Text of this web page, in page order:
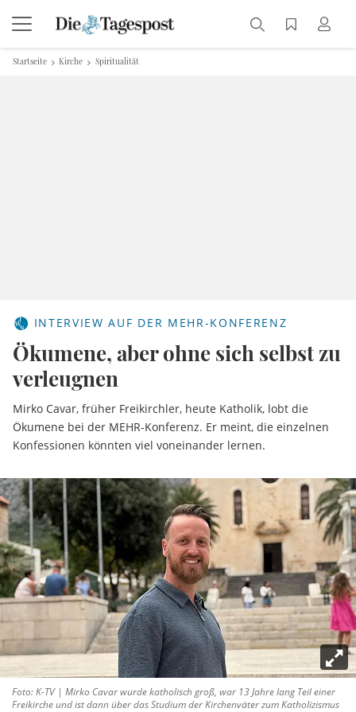
Startseite Kirche Spiritualität
INTERVIEW AUF DER MEHR-KONFERENZ
Ökumene, aber ohne sich selbst zu
verleugnen
Mirko Cavar, früher Freikirchler, heute Katholik, lobt die
Ökumene bei der MEHR-Konferenz. Er meint, die einzelnen
Konfessionen könnten viel voneinander lernen.
Foto: K-TV | Mirko Cavar wurde katholisch groß, war 13 Jahre lang Teil einer
Freikirche und ist dann über das Studium der Kirchenväter zum Katholizismus